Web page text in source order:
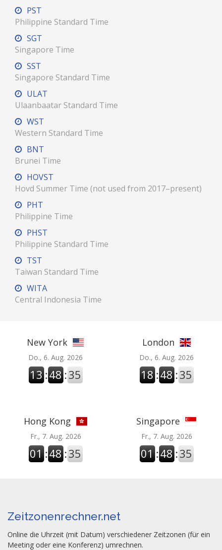
PST
Philippine Standard Time
SGT
Singapore Time
SST
Singapore Standard Time
ULAT
Ulaanbaatar Standard Time
WST
Western Standard Time
BNT
Brunei Time
HOVST
Hovd Summer Time (not used from 2017–present)
PHT
Philippine Time
PHST
Philippine Standard Time
TST
Taiwan Standard Time
WITA
Central Indonesia Time
New York
Do., 6. Aug. 2026
13 :48 :35
London
Do., 6. Aug. 2026
18 :48 :35
Hong Kong
Fr., 7. Aug. 2026
01 :48 :35
Singapore
Fr., 7. Aug. 2026
01 :48 :35
Zeitzonenrechner.net
Online die Uhrzeit (mit Datum) verschiedener Zeitzonen (für ein
Meeting oder eine Konferenz) umrechnen.